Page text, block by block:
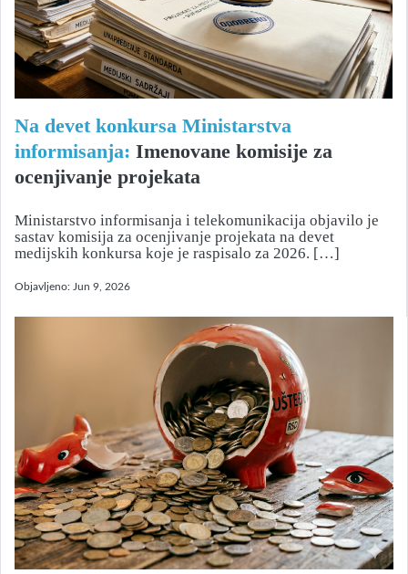
Na devet konkursa Ministarstva
informisanja: Imenovane komisije za
ocenjivanje projekata
Ministarstvo informisanja i telekomunikacija objavilo je
sastav komisija za ocenjivanje projekata na devet
medijskih konkursa koje je raspisalo za 2026. […]
Objavljeno: Jun 9, 2026